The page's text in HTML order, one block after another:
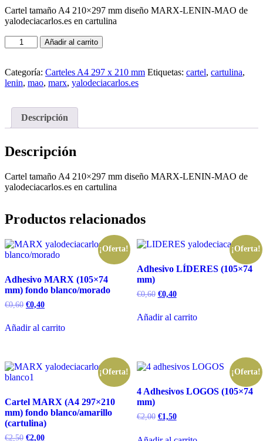
original
era:
actual
es:
Cartel tamaño A4 210×297 mm diseño MARX-LENIN-MAO de
yalodeciacarlos.es en cartulina
Cartel
MARX-
MAO
(A4
(cartulina)
cantidad
Añadir al carrito
Categoría: Carteles A4 297 x 210 mm Etiquetas: cartel, cartulina,
lenin, mao, marx, yalodeciacarlos.es
Descripción
Descripción
Cartel tamaño A4 210×297 mm diseño MARX-LENIN-MAO de
yalodeciacarlos.es en cartulina
Productos relacionados
¡Oferta!
Adhesivo MARX (105×74
mm) fondo blanco/morado
€0,60 El
original
era:
€0,40El
actual
es:
Añadir al carrito
¡Oferta!
Adhesivo LÍDERES (105×74
mm)
€0,60 El
original
era:
€0,40El
actual
es:
Añadir al carrito
¡Oferta!
Cartel MARX (A4 297×210
mm) fondo blanco/amarillo
(cartulina)
€2,50 El
€2,00El
¡Oferta!
4 Adhesivos LOGOS (105×74
mm)
€2,00 El
original
€1,50El
actual